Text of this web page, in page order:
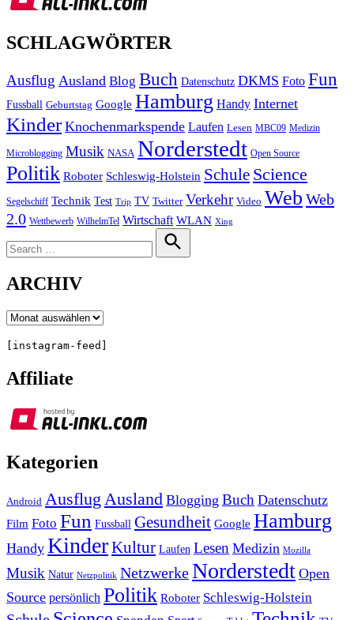
SCHLAGWÖRTER
Ausflug Ausland Blog Buch Datenschutz DKMS Foto Fun
Fussball Geburtstag Google Hamburg Handy Internet
Kinder Knochenmarkspende Laufen Lesen MBC09 Medizin
Microblogging Musik NASA Norderstedt Open Source
Politik Roboter Schleswig-Holstein Schule Science
Segelschiff Technik Test Trip TV Twitter Verkehr Video Web Web
2.0 Wettbewerb WilhelmTel Wirtschaft WLAN Xing
for:
Search
ARCHIV
Archiv
[instagram-feed]
Affiliate
Kategorien
Android Ausflug Ausland Blogging Buch Datenschutz
Film Foto Fun Fussball Gesundheit Google Hamburg
Handy KinderKultur Laufen Lesen Medizin Mozilla
Musik Natur Netzpolitik NetzwerkeNorderstedt Open
Source persönlich Politik Roboter Schleswig-Holstein